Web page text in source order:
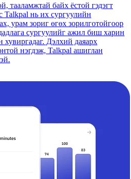
тааламжтай байх ёстой гэдэгт
Talkpal нь их сургуулийн
урам зориг өгөх зорилготойгоор
сургуулийг ажил биш харин
хувиргадаг. Дэлхий даяарх
нэгдэж, Talkpal ашиглан